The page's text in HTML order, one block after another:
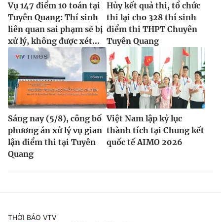
Vụ 147 điểm 10 toán tại
Tuyên Quang: Thí sinh
liên quan sai phạm sẽ bị
xử lý, không được xét...
Hủy kết quả thi, tổ chức
thi lại cho 328 thí sinh
điểm thi THPT Chuyên
Tuyên Quang
Sáng nay (5/8), công bố
phương án xử lý vụ gian
lận điểm thi tại Tuyên
Quang
Việt Nam lập kỷ lục
thành tích tại Chung kết
quốc tế AIMO 2026
THỜI BÁO VTV